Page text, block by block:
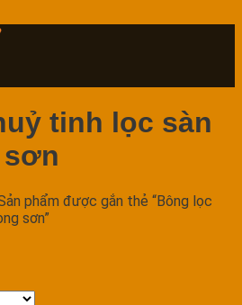
tinh lọc sàn
phẩm được gắn thẻ “Bông lọc
sơn”